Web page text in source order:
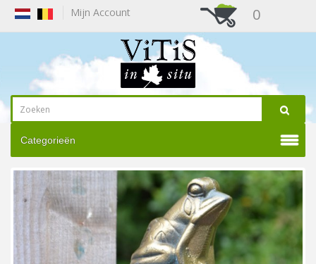
Mijn Account 0
Categorieën